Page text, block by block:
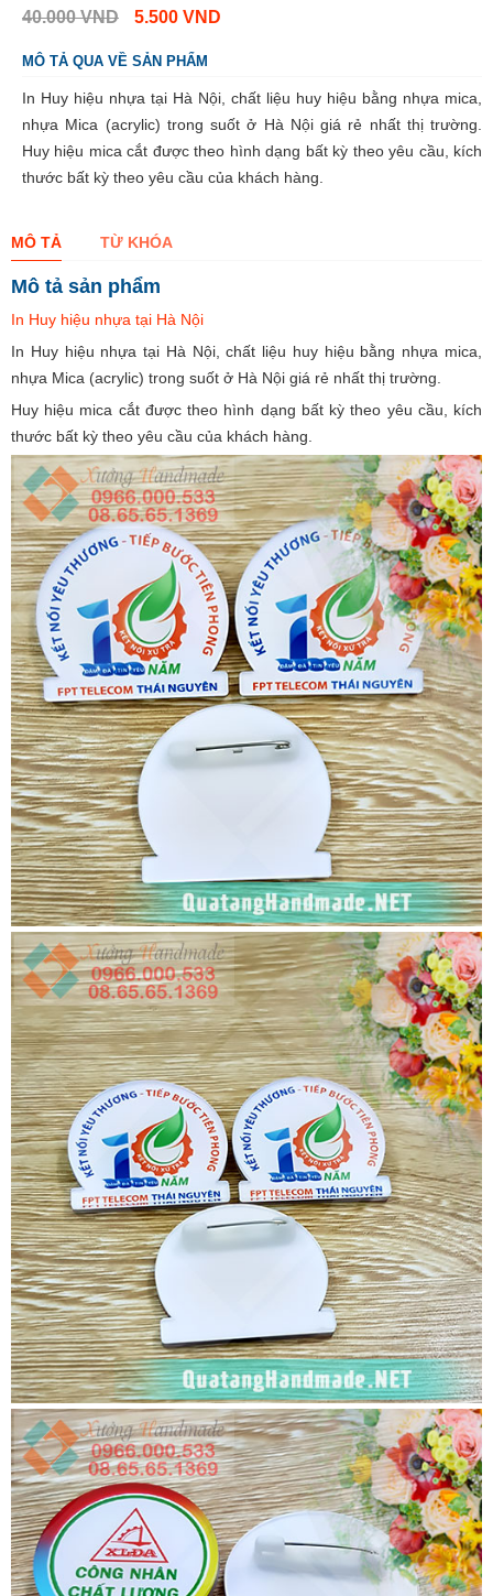
40.000VND 5.500 VND
MÔ TẢ QUA VỀ SẢN PHẨM
In Huy hiệu nhựa tại Hà Nội, chất liệu huy hiệu bằng nhựa mica,
nhựa Mica (acrylic) trong suốt ở Hà Nội giá rẻ nhất thị trường.
Huy hiệu mica cắt được theo hình dạng bất kỳ theo yêu cầu, kích
thước bất kỳ theo yêu cầu của khách hàng.
MÔ TẢ TỪ KHÓA
Mô tả sản phẩm
In Huy hiệu nhựa tại Hà Nội
In Huy hiệu nhựa tại Hà Nội, chất liệu huy hiệu bằng nhựa mica,
nhựa Mica (acrylic) trong suốt ở Hà Nội giá rẻ nhất thị trường.
Huy hiệu mica cắt được theo hình dạng bất kỳ theo yêu cầu, kích
thước bất kỳ theo yêu cầu của khách hàng.